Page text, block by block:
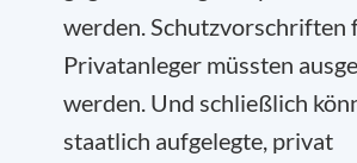
werden. Schutzvorschriften
Privatanleger müssten
werden. Und schließlich
staatlich aufgelegte, privat